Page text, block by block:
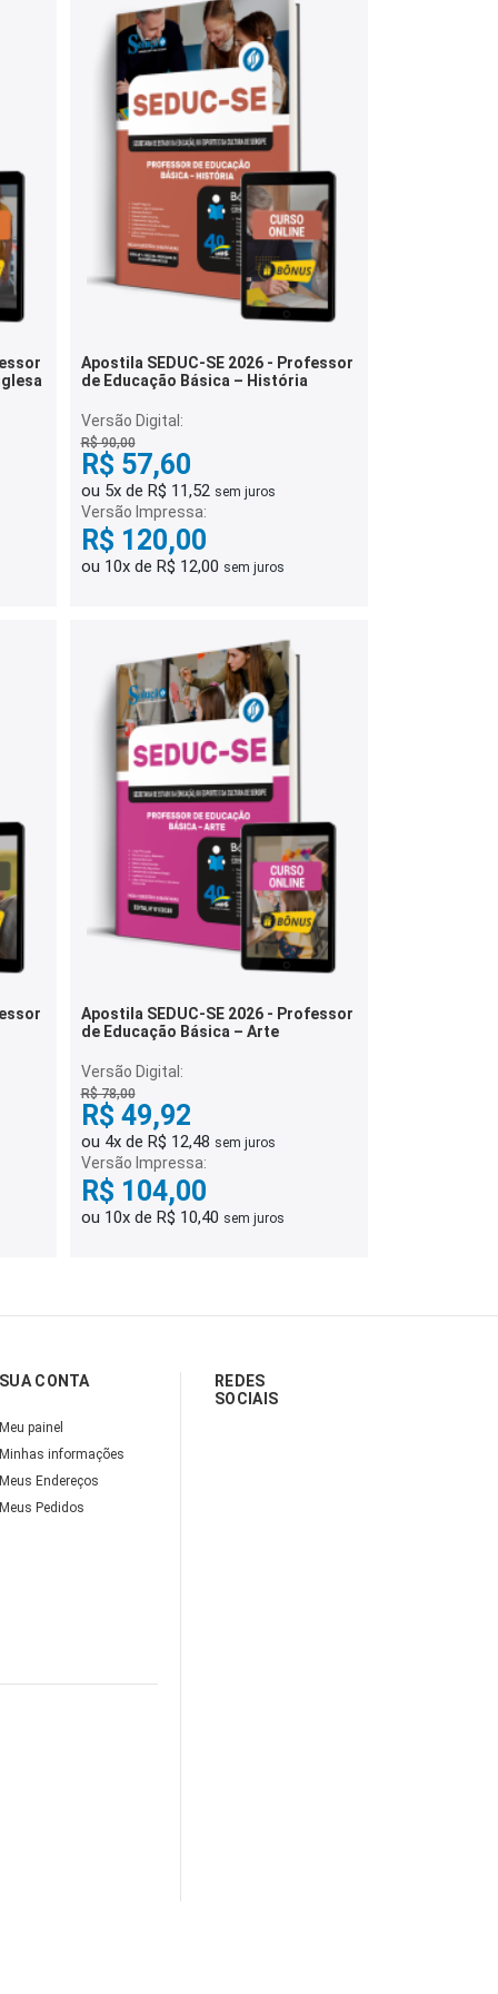
Apostila SEDUC-SE 2026 - Professor
de Educação Básica – História
Versão Digital:
R$ 90,00
R$ 57,60
ou 5x de R$ 11,52 sem juros
Versão Impressa:
R$ 120,00
ou 10x de R$ 12,00 sem juros
Apostila SEDUC-SE 2026 - Professor
de Educação Básica – Arte
Versão Digital:
R$ 78,00
R$ 49,92
ou 4x de R$ 12,48 sem juros
Versão Impressa:
R$ 104,00
ou 10x de R$ 10,40 sem juros
SUA CONTA
Meu painel
Minhas informações
Meus Endereços
Meus Pedidos
REDES
SOCIAIS